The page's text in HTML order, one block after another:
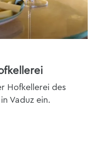
Hofkellerei des
Vaduz ein.